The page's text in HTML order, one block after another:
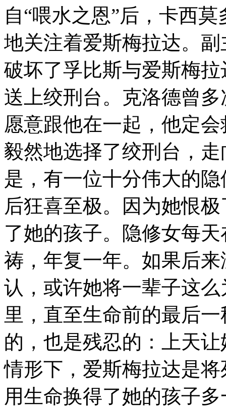
自“喂水之恩”后，卡西
地关注着爱斯梅拉达。
破坏了孚比斯与爱斯梅
送上绞刑台。克洛德曾
愿意跟他在一起，他定
毅然地选择了绞刑台，
是，有一位十分伟大的
后狂喜至极。因为她恨
了她的孩子。隐修女每
祷，年复一年。如果后
认，或许她将一辈子这
里，直至生命前的最后
的，也是残忍的：上天
情形下，爱斯梅拉达是
用生命换得了她的孩子